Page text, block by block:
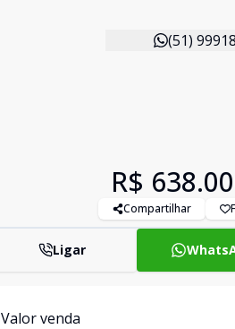
(51)
R$
Compartilhar
Ligar
Valor venda